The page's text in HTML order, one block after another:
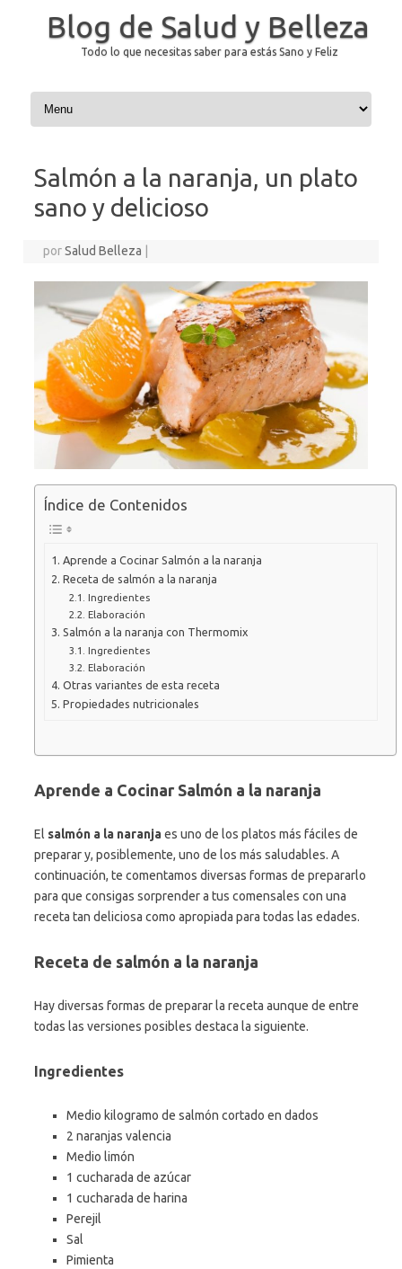
Blog de Salud y Belleza
Todo lo que necesitas saber para estás Sano y Feliz
Saltar al contenido
Salmón a la naranja, un plato
sano y delicioso
porSalud Belleza
Índice de Contenidos
Aprende a Cocinar Salmón a la naranja
Receta de salmón a la naranja
Ingredientes
Elaboración
Salmón a la naranja con Thermomix
Ingredientes
Elaboración
Otras variantes de esta receta
Propiedades nutricionales
Aprende a Cocinar Salmón a la naranja
El salmón a la naranjaes uno de los platos más fáciles de
preparar y, posiblemente, uno de los más saludables. A
continuación, te comentamos diversas formas de prepararlo
para que consigas sorprender a tus comensales con una
receta tan deliciosa como apropiada para todas las edades.
Receta de salmón a la naranja
Hay diversas formas de preparar la receta aunque de entre
todas las versiones posibles destaca la siguiente.
Ingredientes
Medio kilogramo de salmón cortado en dados
2 naranjas valencia
Medio limón
1 cucharada de azúcar
1 cucharada de harina
Perejil
Sal
Pimienta